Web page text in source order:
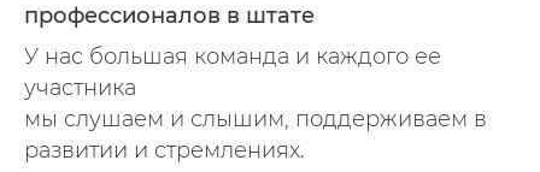
профессионалов в штате
У нас большая команда и каждого ее
участника
мы слушаем и слышим, поддерживаем в
развитии и стремлениях.